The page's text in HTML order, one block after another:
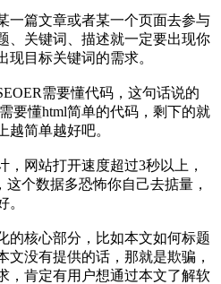
篇文章或者某一个页面去参与
、关键词、描述就一定要出现你
现目标关键词的需求。
需要懂代码，这句话说的
要懂html简单的代码，剩下的就
越简单越好吧。
网站打开速度超过3秒以上，
这个数据多恐怖你自己去掂量，
。
核心部分，比如本文如何标题
文没有提供的话，那就是欺骗，
，肯定有用户想通过本文了解软